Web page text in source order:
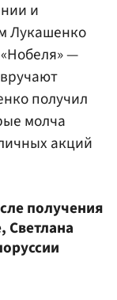
и
Лукашенко
—
получил
молча
акций
получения
Светлана